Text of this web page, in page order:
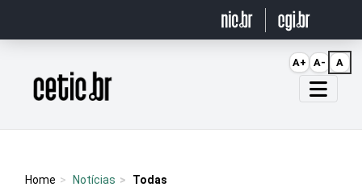
Página inicial
Home Notícias Todas
A+ A- A